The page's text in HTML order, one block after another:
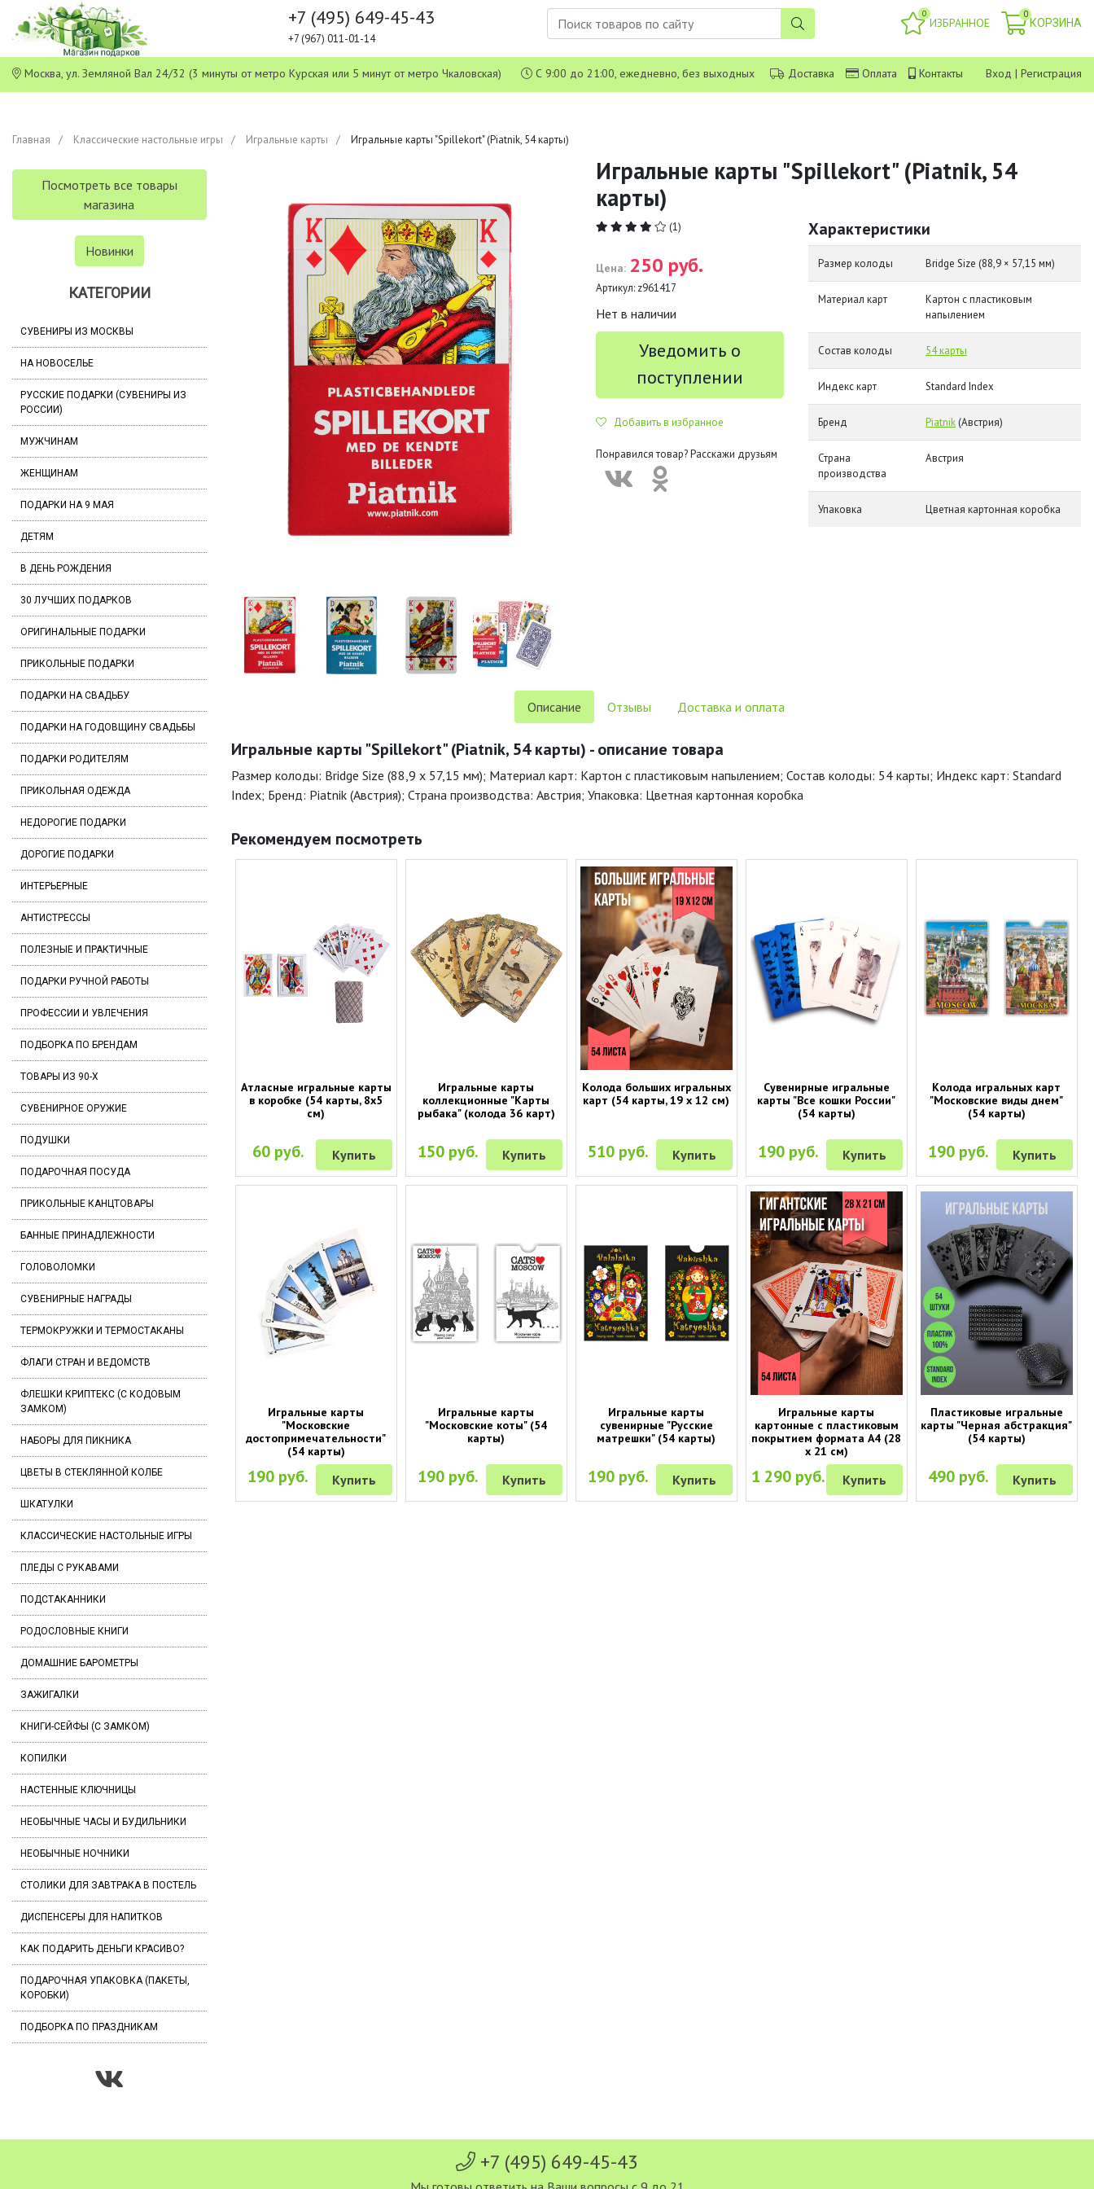
+7 (495) 649-45-43
+7 (967) 011-01-14
0
ИЗБРАННОЕ
0
КОРЗИНА
Москва, ул. Земляной Вал 24/32 (3 минуты от метро Курская или 5 минут от метро Чкаловская) С 9:00 до 21:00, ежедневно, без выходных Доставка Оплата Контакты Вход | Регистрация
Главная Классические настольные игры Игральные карты Игральные карты "Spillekort" (Piatnik, 54 карты)
Посмотреть все товары
магазина
Новинки
КАТЕГОРИИ
СУВЕНИРЫ ИЗ МОСКВЫ
НА НОВОСЕЛЬЕ
РУССКИЕ ПОДАРКИ (СУВЕНИРЫ ИЗ
РОССИИ)
МУЖЧИНАМ
ЖЕНЩИНАМ
ПОДАРКИ НА 9 МАЯ
ДЕТЯМ
В ДЕНЬ РОЖДЕНИЯ
30 ЛУЧШИХ ПОДАРКОВ
ОРИГИНАЛЬНЫЕ ПОДАРКИ
ПРИКОЛЬНЫЕ ПОДАРКИ
ПОДАРКИ НА СВАДЬБУ
ПОДАРКИ НА ГОДОВЩИНУ СВАДЬБЫ
ПОДАРКИ РОДИТЕЛЯМ
ПРИКОЛЬНАЯ ОДЕЖДА
НЕДОРОГИЕ ПОДАРКИ
ДОРОГИЕ ПОДАРКИ
ИНТЕРЬЕРНЫЕ
АНТИСТРЕССЫ
ПОЛЕЗНЫЕ И ПРАКТИЧНЫЕ
ПОДАРКИ РУЧНОЙ РАБОТЫ
ПРОФЕССИИ И УВЛЕЧЕНИЯ
ПОДБОРКА ПО БРЕНДАМ
ТОВАРЫ ИЗ 90-Х
СУВЕНИРНОЕ ОРУЖИЕ
ПОДУШКИ
ПОДАРОЧНАЯ ПОСУДА
ПРИКОЛЬНЫЕ КАНЦТОВАРЫ
БАННЫЕ ПРИНАДЛЕЖНОСТИ
ГОЛОВОЛОМКИ
СУВЕНИРНЫЕ НАГРАДЫ
ТЕРМОКРУЖКИ И ТЕРМОСТАКАНЫ
ФЛАГИ СТРАН И ВЕДОМСТВ
ФЛЕШКИ КРИПТЕКС (С КОДОВЫМ
ЗАМКОМ)
НАБОРЫ ДЛЯ ПИКНИКА
ЦВЕТЫ В СТЕКЛЯННОЙ КОЛБЕ
ШКАТУЛКИ
КЛАССИЧЕСКИЕ НАСТОЛЬНЫЕ ИГРЫ
ПЛЕДЫ С РУКАВАМИ
ПОДСТАКАННИКИ
РОДОСЛОВНЫЕ КНИГИ
ДОМАШНИЕ БАРОМЕТРЫ
ЗАЖИГАЛКИ
КНИГИ-СЕЙФЫ (С ЗАМКОМ)
КОПИЛКИ
НАСТЕННЫЕ КЛЮЧНИЦЫ
НЕОБЫЧНЫЕ ЧАСЫ И БУДИЛЬНИКИ
НЕОБЫЧНЫЕ НОЧНИКИ
СТОЛИКИ ДЛЯ ЗАВТРАКА В ПОСТЕЛЬ
ДИСПЕНСЕРЫ ДЛЯ НАПИТКОВ
КАК ПОДАРИТЬ ДЕНЬГИ КРАСИВО?
ПОДАРОЧНАЯ УПАКОВКА (ПАКЕТЫ,
КОРОБКИ)
ПОДБОРКА ПО ПРАЗДНИКАМ
Игральные карты "Spillekort" (Piatnik, 54
карты)
(1)
Цена: 250 руб.
Артикул: z961417
Нет в наличии
Уведомить о
поступлении
Добавить в избранное
Понравился товар? Расскажи друзьям
Характеристики
Размер колоды Bridge Size (88,9 × 57,15 мм)
Материал карт
Картон с пластиковым
напылением
Состав колоды 54 карты
Индекс карт Standard Index
Бренд Piatnik (Австрия)
Страна
производства
Австрия
Упаковка Цветная картонная коробка
Описание Отзывы Доставка и оплата
Игральные карты "Spillekort" (Piatnik, 54 карты) - описание товара
Размер колоды: Bridge Size (88,9 x 57,15 мм); Материал карт: Картон с пластиковым напылением; Состав колоды: 54 карты; Индекс карт: Standard
Index; Бренд: Piatnik (Австрия); Страна производства: Австрия; Упаковка: Цветная картонная коробка
Рекомендуем посмотреть
Атласные игральные карты
в коробке (54 карты, 8х5
см)
60 руб. Купить
Игральные карты
коллекционные "Карты
рыбака" (колода 36 карт)
150 руб. Купить
Колода больших игральных
карт (54 карты, 19 х 12 см)
510 руб. Купить
Сувенирные игральные
карты "Все кошки России"
(54 карты)
190 руб. Купить
Колода игральных карт
"Московские виды днем"
(54 карты)
190 руб. Купить
Игральные карты
"Московские
достопримечательности"
(54 карты)
190 руб. Купить
Игральные карты
"Московские коты" (54
карты)
190 руб. Купить
Игральные карты
сувенирные "Русские
матрешки" (54 карты)
190 руб. Купить
Игральные карты
картонные с пластиковым
покрытием формата А4 (28
х 21 см)
1 290 руб. Купить
Пластиковые игральные
карты "Черная абстракция"
(54 карты)
490 руб. Купить
+7 (495) 649-45-43